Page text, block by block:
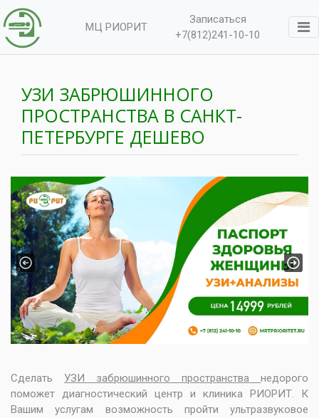
МЦ РИОРИТ
Записаться
+7(812)241-10-10
УЗИ ЗАБРЮШИННОГО
ПРОСТРАНСТВА В САНКТ-
ПЕТЕРБУРГЕ ДЕШЕВО
Previous Next
Сделать УЗИ забрюшинного пространства недорого
поможет диагностический центр и клиника РИОРИТ. К
Вашим услугам возможность пройти ультразвуковое